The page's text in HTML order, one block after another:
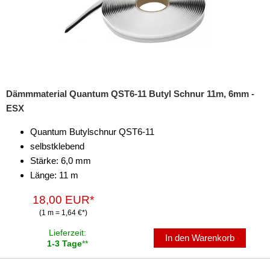
Dämmmaterial Quantum QST6-11 Butyl Schnur 11m, 6mm -
ESX
Quantum Butylschnur QST6-11
selbstklebend
Stärke: 6,0 mm
Länge: 11 m
18,00 EUR*
(1 m = 1,64 €*)
Lieferzeit:
1-3 Tage**
In den Warenkorb